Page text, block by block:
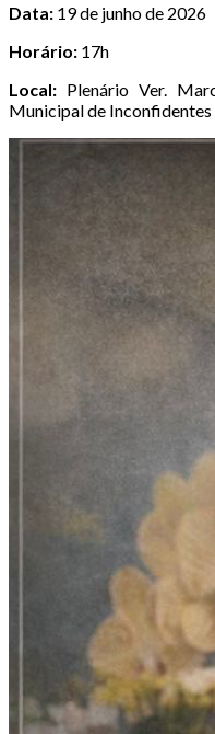
Data: 19 de junho de 2026
Horário: 17h
Local: Plenário Ver.
Municipal de Inconfidentes